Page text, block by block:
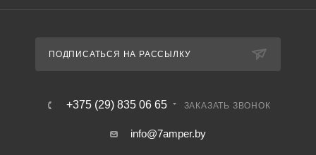
ПОДПИСАТЬСЯ НА РАССЫЛКУ
+375 (29) 835 06 65 ЗАКАЗАТЬ ЗВОНОК
info@7amper.by